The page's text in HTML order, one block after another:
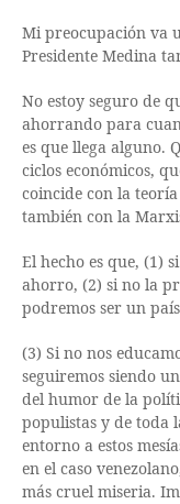
Mi preocupación va
Presidente Medina
No estoy seguro de
ahorrando para
es que llega alguno.
ciclos económicos,
coincide con la
también con la
El hecho es que, (1)
ahorro, (2) si no la
podremos ser un
(3) Si no nos
seguiremos siendo
del humor de la
populistas y de toda
entorno a estos
en el caso
más cruel miseria.